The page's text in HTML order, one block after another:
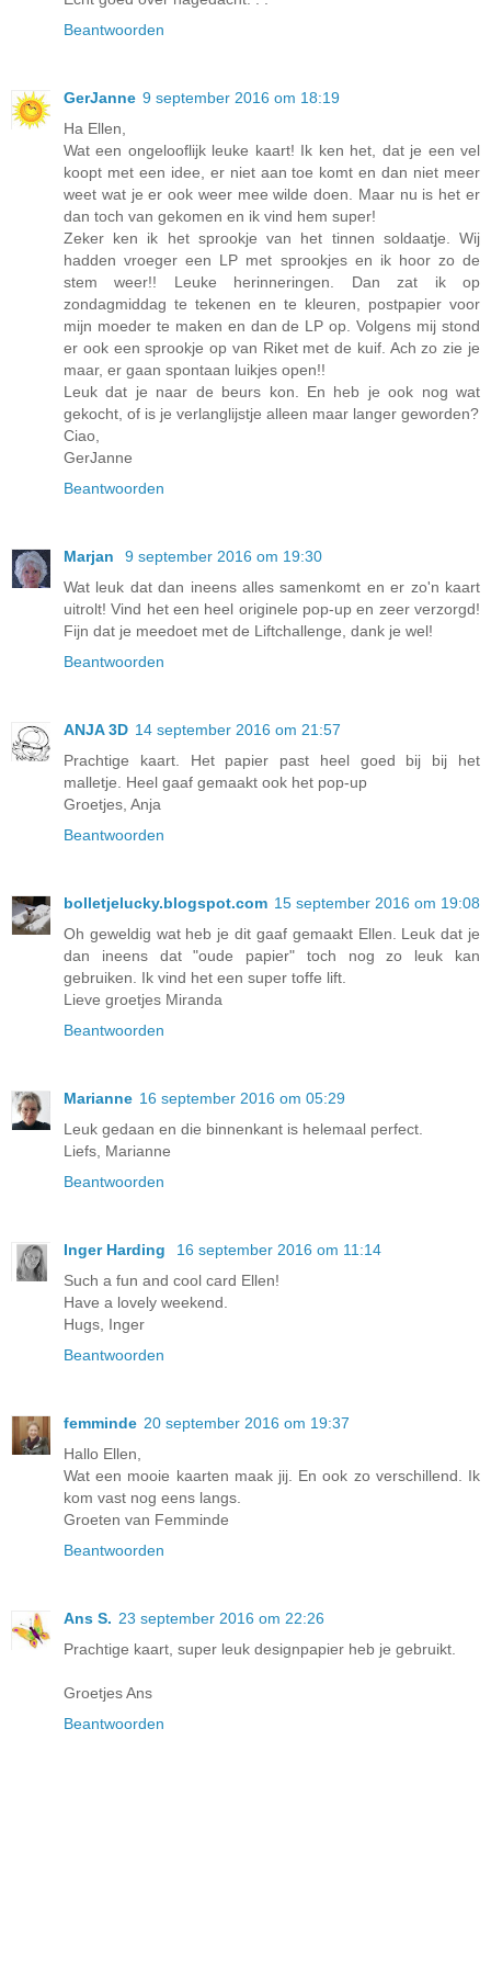
Beantwoorden
GerJanne 9 september 2016 om 18:19
Ha Ellen,
Wat een ongelooflijk leuke kaart! Ik ken het, dat je een vel
koopt met een idee, er niet aan toe komt en dan niet meer
weet wat je er ook weer mee wilde doen. Maar nu is het er
dan toch van gekomen en ik vind hem super!
Zeker ken ik het sprookje van het tinnen soldaatje. Wij
hadden vroeger een LP met sprookjes en ik hoor zo de
stem weer!! Leuke herinneringen. Dan zat ik op
zondagmiddag te tekenen en te kleuren, postpapier voor
mijn moeder te maken en dan de LP op. Volgens mij stond
er ook een sprookje op van Riket met de kuif. Ach zo zie je
maar, er gaan spontaan luikjes open!!
Leuk dat je naar de beurs kon. En heb je ook nog wat
gekocht, of is je verlanglijstje alleen maar langer geworden?
Ciao,
GerJanne
Beantwoorden
Marjan
9 september 2016 om 19:30
Wat leuk dat dan ineens alles samenkomt en er zo'n kaart
uitrolt! Vind het een heel originele pop-up en zeer verzorgd!
Fijn dat je meedoet met de Liftchallenge, dank je wel!
Beantwoorden
ANJA 3D 14 september 2016 om 21:57
Prachtige kaart. Het papier past heel goed bij bij het
malletje. Heel gaaf gemaakt ook het pop-up
Groetjes, Anja
Beantwoorden
bolletjelucky.blogspot.com 15 september 2016 om 19:08
Oh geweldig wat heb je dit gaaf gemaakt Ellen. Leuk dat je
dan ineens dat "oude papier" toch nog zo leuk kan
gebruiken. Ik vind het een super toffe lift.
Lieve groetjes Miranda
Beantwoorden
Marianne 16 september 2016 om 05:29
Leuk gedaan en die binnenkant is helemaal perfect.
Liefs, Marianne
Beantwoorden
Inger Harding
16 september 2016 om 11:14
Such a fun and cool card Ellen!
Have a lovely weekend.
Hugs, Inger
Beantwoorden
femminde 20 september 2016 om 19:37
Hallo Ellen,
Wat een mooie kaarten maak jij. En ook zo verschillend. Ik
kom vast nog eens langs.
Groeten van Femminde
Beantwoorden
Ans S. 23 september 2016 om 22:26
Prachtige kaart, super leuk designpapier heb je gebruikt.
Groetjes Ans
Beantwoorden